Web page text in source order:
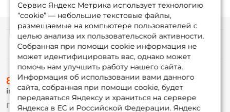
Сервис Яндекс Метрика использует технологию
“cookie” — небольшие текстовые файлы,
размещаемые на компьютере пользователей с
целью анализа их пользовательской активности.
Собранная при помощи cookie информация не
может идентифицировать вас, однако может
помочь нам улучшить работу нашего сайта.
Информация об использовании вами данного
сайта, собранная при помощи cookie, будет
передаваться Яндексу и храниться на сервере
Яндекса в ЕС и Российской Федерации. Яндекс
Информация
О магазине
Доставка
Оплата
Fox-bonus
Гуру
8 (495) 532-77-88
info@foxfishing.ru
По вопросам с заказом